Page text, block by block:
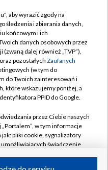
TVP
aby wyrazić zgody na
śledzenia i zbierania danych,
końcowym i ich
danych osobowych przez
(zwaną dalej również „TVP”),
oraz pozostałych Zaufanych
(w tym do
do Twoich zainteresowań i
które wskazujemy poniżej, a
PPID do Google.
przez Ciebie naszych
„Portalem”, w tym informacje
pliki cookie, sygnalizatory
świadczenie